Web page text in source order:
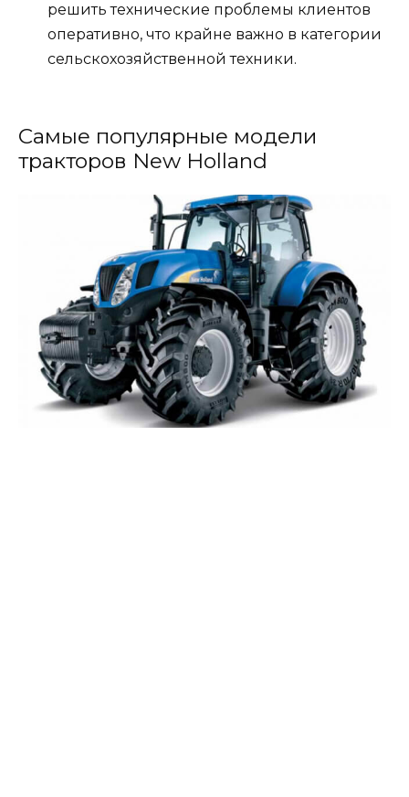
решить технические проблемы клиентов
оперативно, что крайне важно в категории
сельскохозяйственной техники.
Самые популярные модели
тракторов New Holland